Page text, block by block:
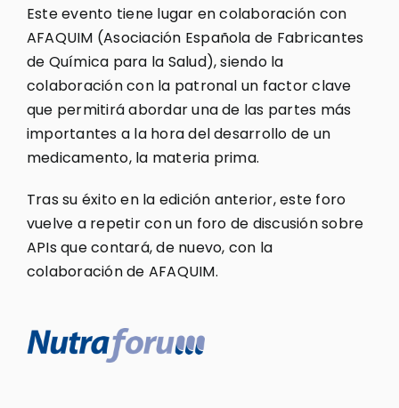
Este evento tiene lugar en colaboración con
AFAQUIM (Asociación Española de Fabricantes
de Química para la Salud), siendo la
colaboración con la patronal un factor clave
que permitirá abordar una de las partes más
importantes a la hora del desarrollo de un
medicamento, la materia prima.
Tras su éxito en la edición anterior, este foro
vuelve a repetir con un foro de discusión sobre
APIs que contará, de nuevo, con la
colaboración de AFAQUIM.